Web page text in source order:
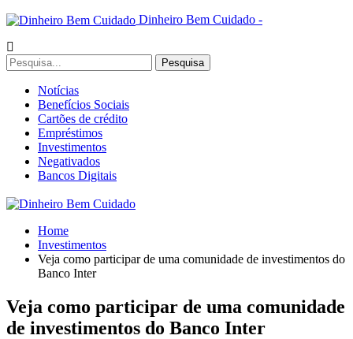
Dinheiro Bem Cuidado -
Notícias
Benefícios Sociais
Cartões de crédito
Empréstimos
Investimentos
Negativados
Bancos Digitais
Home
Investimentos
Veja como participar de uma comunidade de investimentos do
Banco Inter
Veja como participar de uma comunidade
de investimentos do Banco Inter